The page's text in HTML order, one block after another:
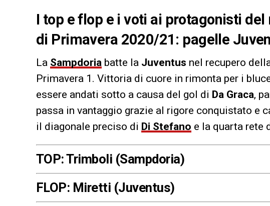
I top e flop e i voti ai protagonisti
di Primavera 2020/21: pagelle
La Sampdoria batte la Juventus nel recupero
Primavera 1. Vittoria di cuore in rimonta per i
essere andati sotto a causa del gol di Da Graca,
passa in vantaggio grazie al rigore conquistato e
il diagonale preciso di Di Stefano e la quarta rete
TOP: Trimboli (Sampdoria)
FLOP: Miretti (Juventus)